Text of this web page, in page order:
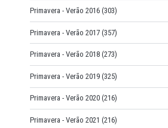
Primavera - Verão 2016 (303)
Primavera - Verão 2017 (357)
Primavera - Verão 2018 (273)
Primavera - Verão 2019 (325)
Primavera - Verão 2020 (216)
Primavera - Verão 2021 (216)